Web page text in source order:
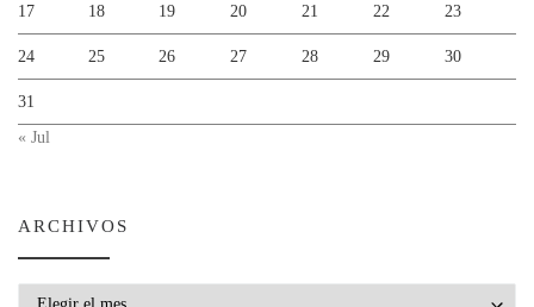
17 18 19 20 21 22 23
24 25 26 27 28 29 30
31
« Jul
ARCHIVOS